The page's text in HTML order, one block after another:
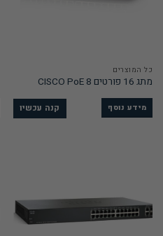
כל המוצרים
מתג 16 פורטים 8 CISCO PoE
מידע נוסף קנה עכשיו